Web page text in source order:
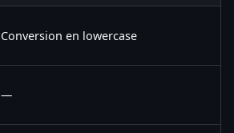
Conversion en lowercase
—